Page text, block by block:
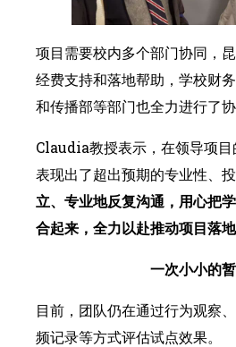
项目需要校内多个部门协同，
经费支持和落地帮助，学校财
和传播部等部门也全力进行了协
Claudia教授表示，在领导项
表现出了超出预期的专业性、
立、专业地反复沟通，用心把
合起来，全力以赴推动项目落地
一次小小的
目前，团队仍在通过行为观察
频记录等方式评估试点效果。